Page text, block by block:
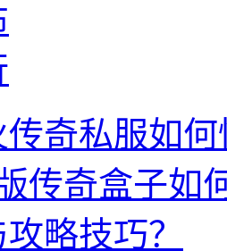
奇私服如
传奇盒子如
略技巧？